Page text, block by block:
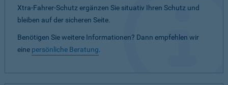
Xtra-Fahrer-Schutz ergänzen Sie situativ Ihren Schutz und
bleiben auf der sicheren Seite.
Benötigen Sie weitere Informationen? Dann empfehlen wir
eine persönliche Beratung.